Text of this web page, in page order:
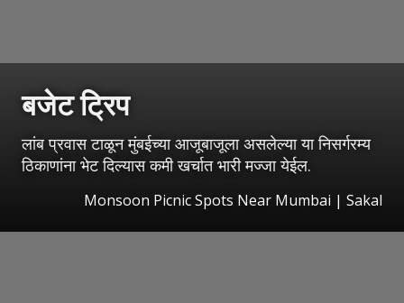
बजेट ट्रिप
लांब प्रवास टाळून मुंबईच्या आजूबाजूला असलेल्या या निसर्गरम्य
ठिकाणांना भेट दिल्यास कमी खर्चात भारी मज्जा येईल.
Monsoon Picnic Spots Near Mumbai | Sakal